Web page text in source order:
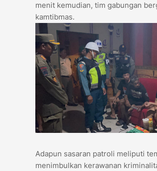
menit kemudian, tim gabungan
kamtibmas.
Adapun sasaran patroli meliputi
menimbulkan kerawanan